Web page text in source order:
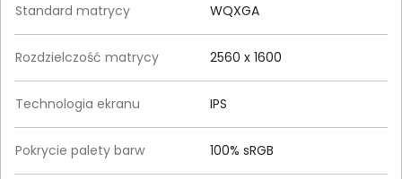
Standard matrycy WQXGA
Rozdzielczość matrycy 2560 x 1600
Technologia ekranu IPS
Pokrycie palety barw 100% sRGB